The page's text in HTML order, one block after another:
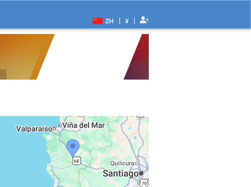
ZH | ¥ |